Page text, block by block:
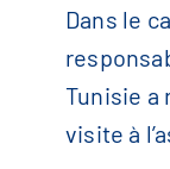
Dans le
Tunisie a
visite à